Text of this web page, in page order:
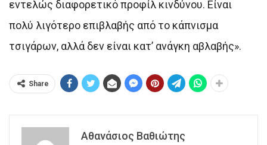
εντελώς διαφορετικό προφίλ κινδύνου. Είναι
πολύ λιγότερο επιβλαβής από το κάπνισμα
τσιγάρων, αλλά δεν είναι κατ’ ανάγκη αβλαβής».
Share
Αθανάσιος Βαθιώτης